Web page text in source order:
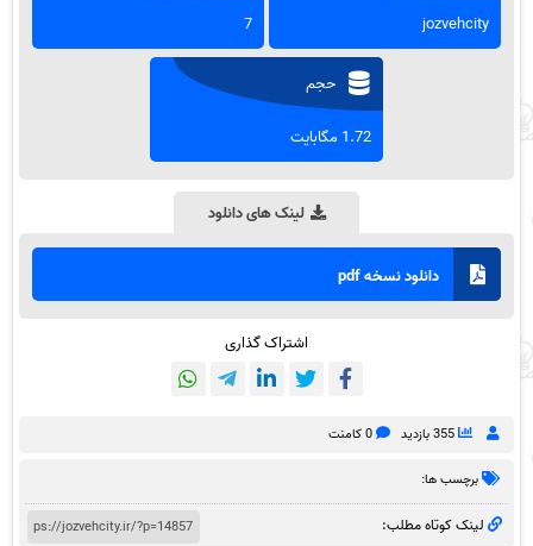
jozvehcity
7
حجم
1.72 مگابایت
لینک های دانلود
دانلود نسخه pdf
اشتراک گذاری
355 بازدید 0 کامنت
برچسب ها:
لینک کوتاه مطلب: